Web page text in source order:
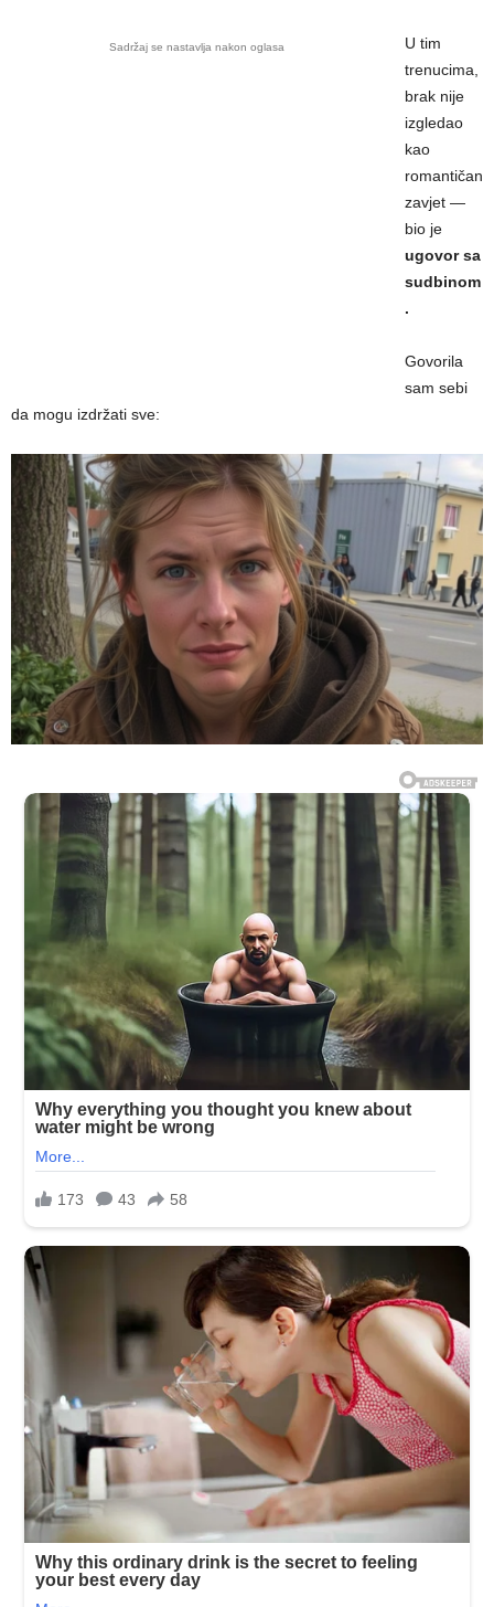
Sadržaj se nastavlja nakon oglasa
U tim
trenucima,
brak nije
izgledao
kao
romantičan
zavjet —
bio je
ugovor sa
sudbinom
.
Govorila
sam sebi
da mogu izdržati sve: